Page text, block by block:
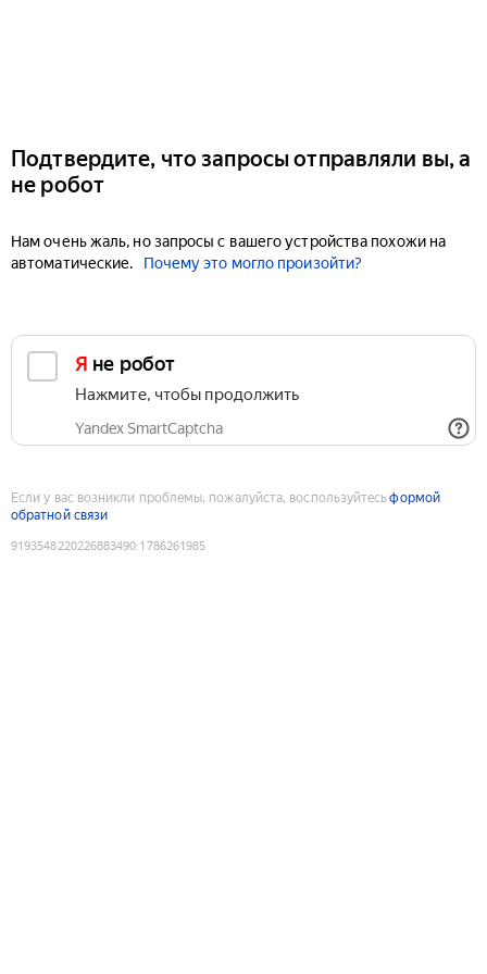
Подтвердите, что запросы отправляли вы, а
не робот
Нам очень жаль, но запросы с вашего устройства похожи на
автоматические.
Почему это могло произойти?
Я не робот
Нажмите, чтобы продолжить
Yandex SmartCaptcha
Если у вас возникли проблемы, пожалуйста, воспользуйтесьформой
обратной связи
9193548220226883490:1786261985